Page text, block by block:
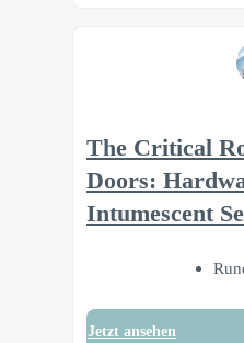
The Critical
Doors:
Intumescent
Jetzt ansehen